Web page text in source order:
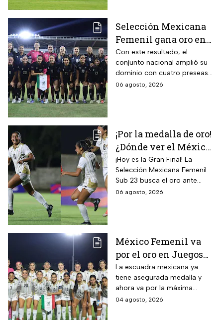
Selección Mexicana
Femenil gana oro en
Juegos
Centroamericanos; el
camino de México a la
gloria
Con este resultado, el
conjunto nacional amplió su
dominio con cuatro preseas
doradas de forma
06 agosto, 2026
¡Por la medalla de oro!
¿Dónde ver el México
vs Colombia Femenil?
Así puedes seguir la
Gran Final EN VIVO
¡Hoy es la Gran Final! La
Selección Mexicana Femenil
Sub 23 busca el oro ante
Colombia en los Juegos
06 agosto, 2026
México Femenil va
por el oro en Juegos
Centroamericanos; ya
conoce a su rival
La escuadra mexicana ya
tiene asegurada medalla y
ahora va por la máxima
presea en los Juegos
04 agosto, 2026